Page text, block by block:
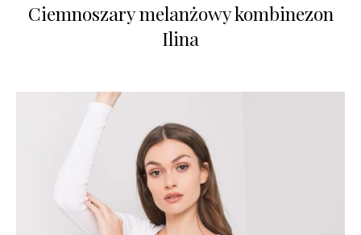
Ciemnoszary melanżowy kombinezon
Ilina